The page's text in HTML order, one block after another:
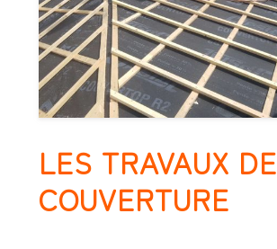
LES TRAVAUX DE
COUVERTURE